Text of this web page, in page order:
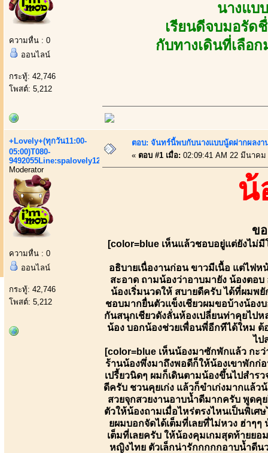
ความหื่น : 0
ออนไลน์
กระทู้: 42,746
โพสต์: 5,212
นางแ
เรียนดีจบมอรัด
กับทางเดินที่เลือ
+Lovely+(ทุกวัน11:00-
05:00)T080-
9492055Line:spalovely123
Moderator
ความหื่น : 0
ออนไลน์
กระทู้: 42,746
โพสต์: 5,212
ตอบ: จันทร์นี้พบกับนางแบบนู้ดฝากผลง
« ตอบ #1 เมื่อ: 02:09:41 AM 22 มีนาคม
น้
ข
[color=blue เห็นแล้วชอบอยู่แต่ยังไม่
อธิบายเนื่องานก่อน ขาวมีเนื้อ แต่ไฟห
สะอาด ถามน้องว่าอาบมายัง น้องตอ
น้องเริ่มนวดให้ สบายดีครับ ได้ที่ผมพ
ชอบมากยื่นตัวแข็งเชียวผมขอบ้างน้อง
กันสนุกเชียวดังลั่นห้องเปลี่ยนท่าคุยไป
น้อง บอกน้องช่วยเพื่อนพี่อีกทีได้ใหม
ไป
[color=blue เห็นน้องมาซักพักแล้ว กะ
ร้านน้องพึ่งมาถึงพอดีก็ให้น้องเขาพักก่
เปรี้ยวนิดๆ ผมก็เดินตามน้องขึ้นไปสำร
ดีครับ ชวนคุยเก่ง แล้วก็ขำเก่งมากแล้ว
สวยจุกสวยงานอาบน้ำดีมากครับ พูดคุ
ตัวให้น้องถามเมื่อไหร่ตรงไหนเป็นพิเศ
ยผมบอกจัดได้เต็มที่เลยที่ไม่หวง ฮ่าๆ
เต็มที่เลยครับ ให้น้องคุมเกมสุดท้ายย
หญิงไทย ตัวเล็กน่ารักกกกกอาบน้ำดีน